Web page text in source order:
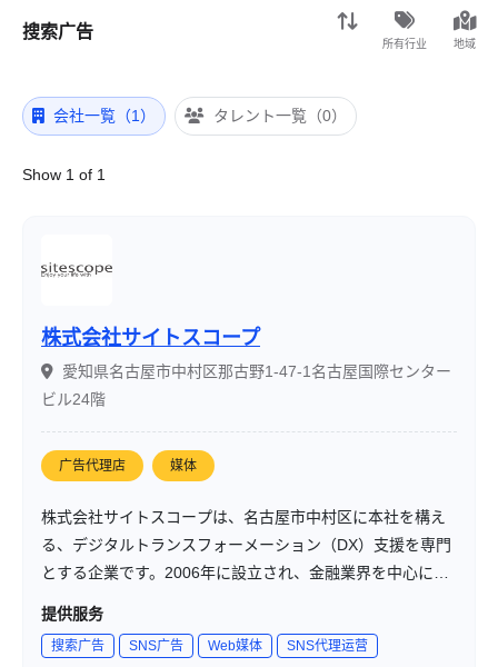
搜索广告
所有行业 地域
会社一覧（1） タレント一覧（0）
Show 1 of 1
株式会社サイトスコープ
愛知県名古屋市中村区那古野1-47-1名古屋国際センター
ビル24階
广告代理店 媒体
株式会社サイトスコープは、名古屋市中村区に本社を構え
る、デジタルトランスフォーメーション（DX）支援を専門
とする企業です。2006年に設立され、金融業界を中心に、
システム開発やデジタルマーケティングを通じて、企業の
で、システム開発からマーケティングまで一貫したサービ
提供服务
搜索广告 SNS广告 Web媒体 SNS代理运营